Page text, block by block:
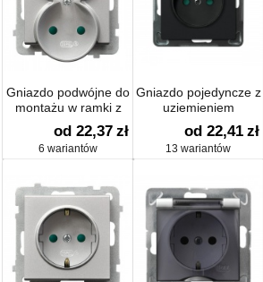
Gniazdo podwójne do
montażu w ramki z
przesłonami
od 22,37 zł
6 wariantów
Gniazdo pojedyncze z
uziemieniem
od 22,41 zł
13 wariantów